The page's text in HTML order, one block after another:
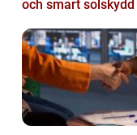
och smart solskydd